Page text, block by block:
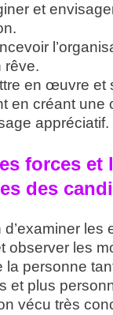
et
rêve.
en œuvre et
en créant une
appréciatif.
forces et
des
les
observer les
la personne
et plus
vécu très